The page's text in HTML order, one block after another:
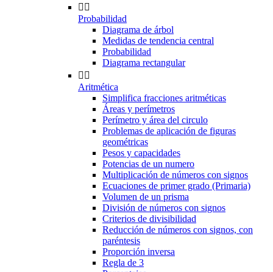
 
Probabilidad
Diagrama de árbol
Medidas de tendencia central
Probabilidad
Diagrama rectangular
 
Aritmética
Simplifica fracciones aritméticas
Áreas y perímetros
Perímetro y área del circulo
Problemas de aplicación de figuras
geométricas
Pesos y capacidades
Potencias de un numero
Multiplicación de números con signos
Ecuaciones de primer grado (Primaria)
Volumen de un prisma
División de números con signos
Criterios de divisibilidad
Reducción de números con signos, con
paréntesis
Proporción inversa
Regla de 3